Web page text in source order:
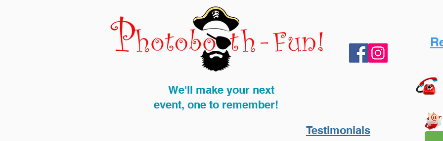
We'll make your next
event, one to remember!
Testimonials